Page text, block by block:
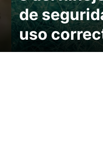
de
uso